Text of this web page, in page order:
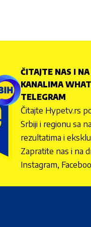
ČITAJTE NAS I
KANALIMA
TELEGRAM
Čitajte Hypetv.rs
Srbiji i regionu sa
rezultatima i
Zapratite nas i na
Instagram,